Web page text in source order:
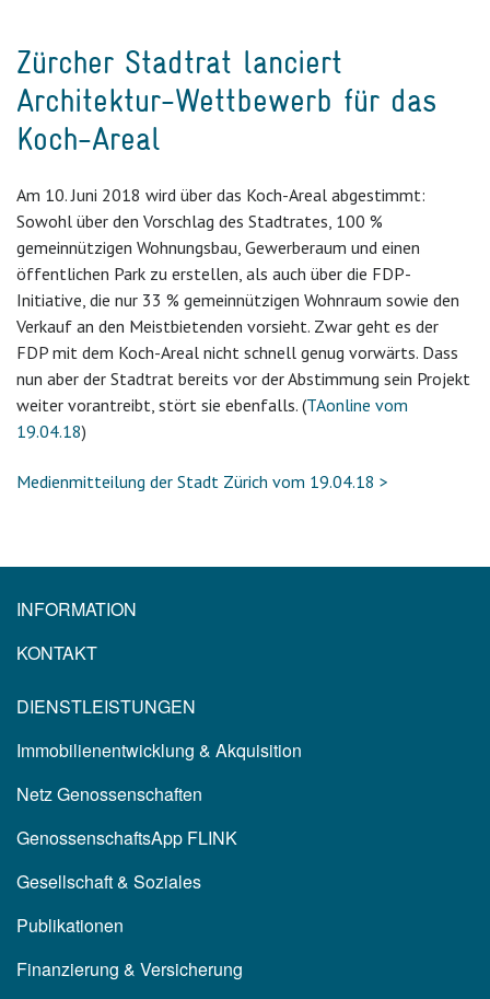
Zürcher Stadtrat lanciert
Architektur-Wettbewerb für das
Koch-Areal
Am 10. Juni 2018 wird über das Koch-Areal abgestimmt:
Sowohl über den Vorschlag des Stadtrates, 100 %
gemeinnützigen Wohnungsbau, Gewerberaum und einen
öffentlichen Park zu erstellen, als auch über die FDP-
Initiative, die nur 33 % gemeinnützigen Wohnraum sowie den
Verkauf an den Meistbietenden vorsieht. Zwar geht es der
FDP mit dem Koch-Areal nicht schnell genug vorwärts. Dass
nun aber der Stadtrat bereits vor der Abstimmung sein Projekt
weiter vorantreibt, stört sie ebenfalls. (TAonline vom
19.04.18)
Medienmitteilung der Stadt Zürich vom 19.04.18 >
INFORMATION
KONTAKT
DIENSTLEISTUNGEN
Immobilienentwicklung & Akquisition
Netz Genossenschaften
GenossenschaftsApp FLINK
Gesellschaft & Soziales
Publikationen
Finanzierung & Versicherung